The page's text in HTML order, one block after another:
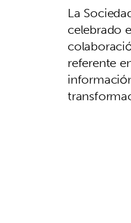
La
celebrado
referente